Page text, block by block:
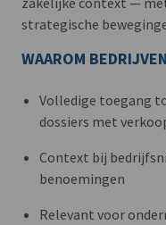
strategische
WAAROM
Volledige toegang
dossiers met
Context bij
benoemingen
Relevant voor